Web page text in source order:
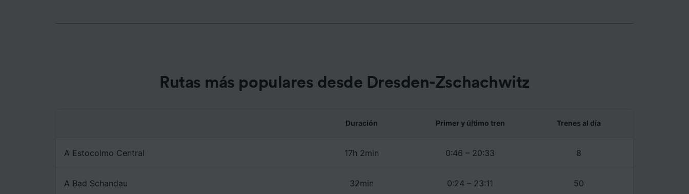
Rutas más populares desde Dresden-Zschachwitz
Duración Primer y último tren Trenes al día
A Estocolmo Central 17h 2min 0:46 – 20:33 8
A Bad Schandau 32min 0:24 – 23:11 50
proporcionar:
audiencia y desarrollo de servicios.